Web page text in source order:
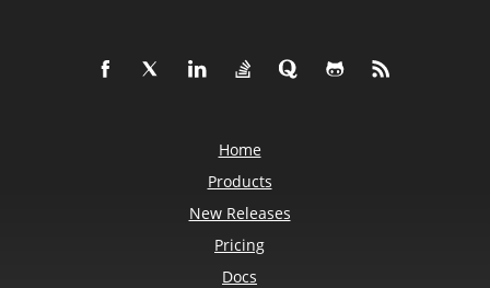
Home
Products
New Releases
Pricing
Docs